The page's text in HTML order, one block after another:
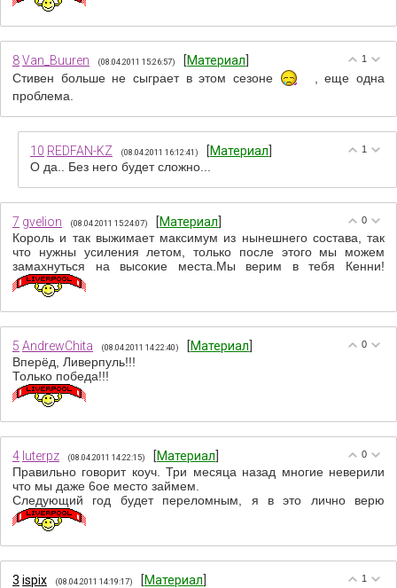
1
8Van_Buuren (08.04.2011 15:26:57) [Материал
Стивен больше не сыграет в этом сезоне
, еще одна
проблема.
1
10 REDFAN-KZ (08.04.2011 16:12:41) [Материал
О да.. Без него будет сложно...
0
7 gvelion (08.04.2011 15:24:07) [Материал
Король и так выжимает максимум из нынешнего состава, так
что нужны усиления летом, только после этого мы можем
замахнуться на высокие места.Мы верим в тебя Кенни!
0
5 AndrewChita (08.04.2011 14:22:40) [Материал
Вперёд, Ливерпуль!!!
Только победа!!!
0
4 luterpz (08.04.2011 14:22:15) [Материал
Правильно говорит коуч. Три месяца назад многие неверили
что мы даже 6ое место займем.
Следующий год будет переломным, я в это лично верю
1
3 ispix (08.04.2011 14:19:17) [Материал